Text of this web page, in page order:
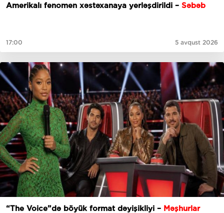
Amerikalı fenomen xəstəxanaya yerləşdirildi – Səbəb
17:00 5 avqust 2026
“The Voice”də böyük format dəyişikliyi – Məşhurlar